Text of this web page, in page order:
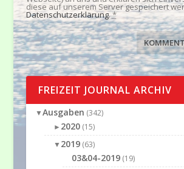
diese auf unserem Server gespeichert
Datenschutzerklärung.*
FREIZEIT JOURNAL ARCHIV
▼Ausgaben (342)
► 2020(15)
▼2019(63)
03&04-2019(19)